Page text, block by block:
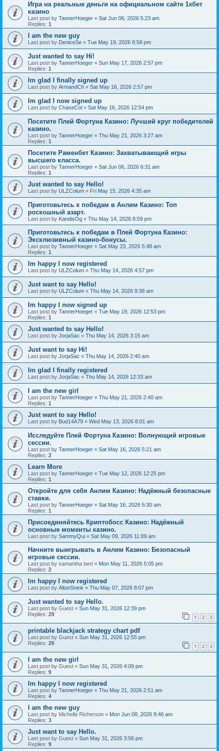
Игра на реальные деньги на официальном сайте 1хбет
казино
Last post by TannerHoeger « Sat Jun 06, 2026 5:23 am
Replies: 1
I am the new guy
Last post by DeniceSe « Tue May 19, 2026 8:58 pm
Just wanted to say Hi!
Last post by TannerHoeger « Sun May 17, 2026 2:57 pm
Replies: 1
Im glad I finally signed up
Last post by ArmandCh « Sat May 16, 2026 2:57 pm
Im glad I now signed up
Last post by ChaseCol « Sat May 16, 2026 12:54 pm
Посетите Плей Фортуна Казино: Лучший круг победителей
казино.
Last post by TannerHoeger « Thu May 21, 2026 3:27 am
Replies: 1
Посетите Раменбет Казино: Захватывающий игры
высшего класса.
Last post by TannerHoeger « Sat Jun 06, 2026 6:31 am
Replies: 1
Just wanted to say Hello!
Last post by ULZColum « Fri May 15, 2026 4:35 am
Приготовьтесь к победам в Анлим Казино: Топ
роскошный азарт.
Last post by KandisOg « Thu May 14, 2026 8:59 pm
Приготовьтесь к победам в Плей Фортуна Казино:
Эксклюзивный казино-бонусы.
Last post by TannerHoeger « Sat May 23, 2026 5:48 am
Replies: 1
Im happy I now registered
Last post by ULZColum « Thu May 14, 2026 4:57 pm
Just want to say Hello!
Last post by ULZColum « Thu May 14, 2026 9:38 am
Im happy I now signed up
Last post by TannerHoeger « Tue May 19, 2026 12:53 pm
Replies: 1
Just wanted to say Hello!
Last post by JorjaSac « Thu May 14, 2026 3:15 am
Just want to say Hi!
Last post by JorjaSac « Thu May 14, 2026 2:40 am
Im glad I finally registered
Last post by JorjaSac « Thu May 14, 2026 12:33 am
I am the new girl
Last post by TannerHoeger « Thu May 21, 2026 2:40 am
Replies: 1
Just want to say Hello!
Last post by Bud14A79 « Wed May 13, 2026 8:01 am
Исследуйте Плей Фортуна Казино: Волнующий игровые
сессии.
Last post by TannerHoeger « Sat May 16, 2026 5:21 am
Replies: 2
Learn More
Last post by TannerHoeger « Tue May 12, 2026 12:25 pm
Replies: 1
Откройте для себя Анлим Казино: Надёжный безопасные
ставки.
Last post by TannerHoeger « Sat May 16, 2026 5:30 am
Replies: 1
Присоединяйтесь Криптобосс Казино: Надёжный
основные моменты казино.
Last post by SammyQui « Sat May 09, 2026 11:09 am
Начните выигрывать в Анлим Казино: Безопасный
игровые сессии.
Last post by samantha bert « Mon May 11, 2026 5:05 pm
Replies: 2
Im happy I now registered
Last post by AltonSnink « Thu May 07, 2026 8:07 pm
Just wanted to say Hello.
Last post by Guest « Sun May 31, 2026 12:39 pm
Replies: 29 1 2 3
printable blackjack strategy chart pdf
Last post by Guest « Sun May 31, 2026 12:55 pm
Replies: 28 1 2 3
I am the new girl
Last post by Guest « Sun May 31, 2026 4:09 pm
Replies: 9
Im happy I now registered
Last post by TannerHoeger « Thu May 21, 2026 2:51 am
Replies: 4
I am the new guy
Last post by Michelle Richerson « Mon Jun 08, 2026 8:46 am
Replies: 3
Just want to say Hello.
Last post by Guest « Sun May 31, 2026 3:56 pm
Replies: 9